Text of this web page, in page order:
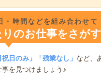
・時間などを組み合わせて
のお仕事をさがす
祝日のみ」「残業なし」 など、
を見つけましょう♪